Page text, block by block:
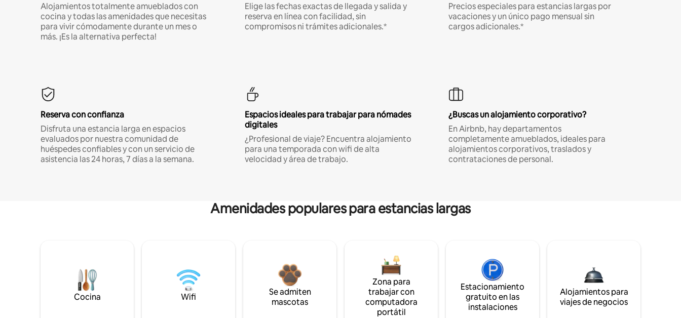
Alojamientos totalmente amueblados con
cocina y todas las amenidades que necesitas
para vivir cómodamente durante un mes o
más. ¡Es la alternativa perfecta!
Elige las fechas exactas de llegada y salida y
reserva en línea con facilidad, sin
compromisos ni trámites adicionales.*
Precios especiales para estancias largas por
vacaciones y un único pago mensual sin
cargos adicionales.*
Reserva con confianza
Disfruta una estancia larga en espacios
evaluados por nuestra comunidad de
huéspedes confiables y con un servicio de
asistencia las 24 horas, 7 días a la semana.
Espacios ideales para trabajar para nómades
digitales
¿Profesional de viaje? Encuentra alojamiento
para una temporada con wifi de alta
velocidad y área de trabajo.
¿Buscas un alojamiento corporativo?
En Airbnb, hay departamentos
completamente amueblados, ideales para
alojamientos corporativos, traslados y
contrataciones de personal.
Amenidades populares para estancias largas
Cocina Wifi
Se admiten
mascotas
Zona para
trabajar con
computadora
portátil
Estacionamiento
gratuito en las
instalaciones
Alojamientos para
viajes de negocios